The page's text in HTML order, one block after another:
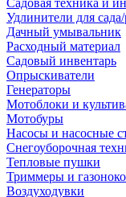
Садовая техника и
Удлинители для
Дачный умывальник
Расходный материал
Садовый инвентарь
Опрыскиватели
Генераторы
Мотоблоки и
Мотобуры
Насосы и насосные
Снегоуборочная
Тепловые пушки
Триммеры и
Воздуходувки